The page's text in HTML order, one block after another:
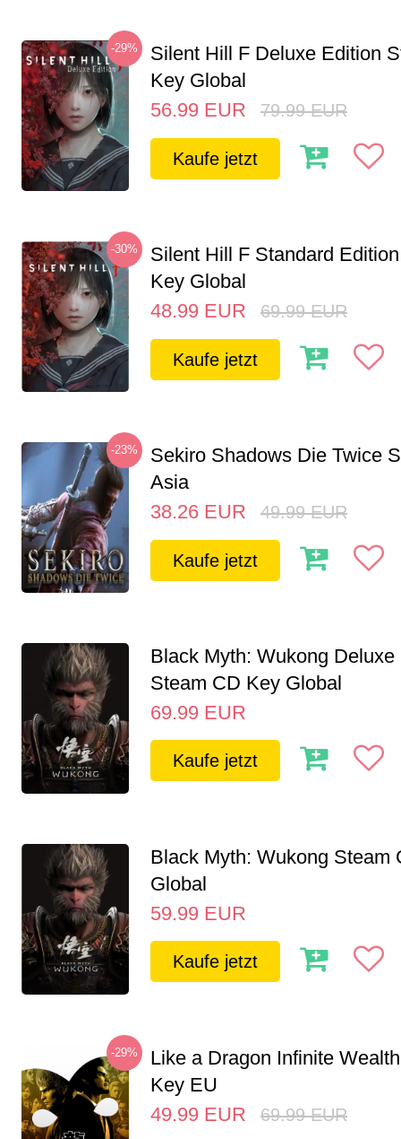
-29%
Silent Hill F Deluxe Edition
Key Global
56.99 EUR 79.99 EUR
Kaufe jetzt
-30%
Silent Hill F Standard
Key Global
48.99 EUR 69.99 EUR
Kaufe jetzt
-23%
Sekiro Shadows Die Twice
Asia
38.26 EUR 49.99 EUR
Kaufe jetzt
Black Myth: Wukong Deluxe
Steam CD Key Global
69.99 EUR
Kaufe jetzt
Black Myth: Wukong Steam
Global
59.99 EUR
Kaufe jetzt
-29%
Like a Dragon Infinite
Key EU
49.99 EUR 69.99 EUR